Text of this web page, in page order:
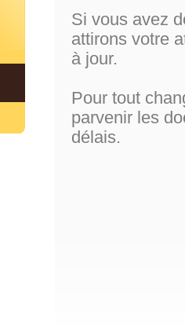
Si vous avez
attirons votre
à jour.
Pour tout
parvenir les
délais.